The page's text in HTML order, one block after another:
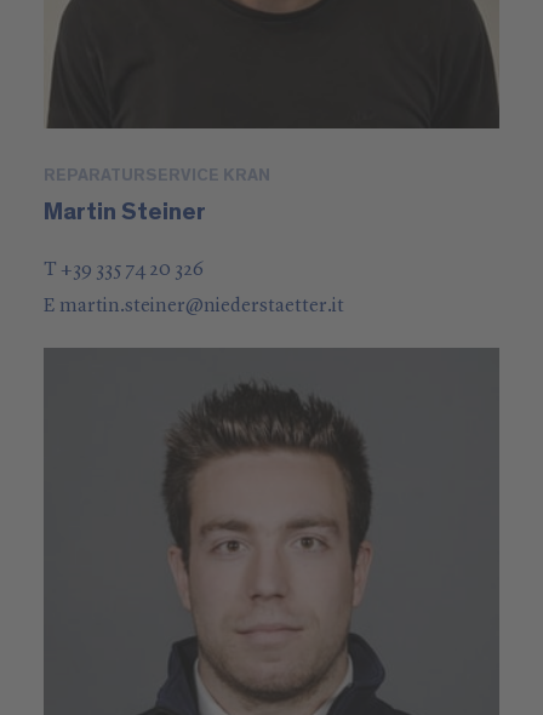
REPARATURSERVICE KRAN
Martin Steiner
T +39 335 74 20 326
E martin.steiner@niederstaetter.it